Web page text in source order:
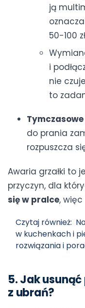
ją
50-100
i
nie
to
do prania
rozpuszcza
Awaria grzałki to
przyczyn, dla
się w pralce,
Czytaj również:
w kuchenkach i
rozwiązania i
5. Jak
z ubrań?